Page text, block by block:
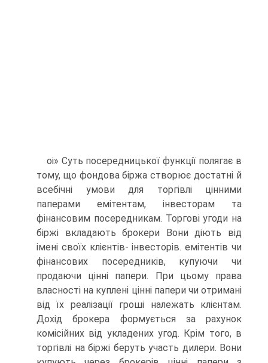
оі» Суть посередницької функції полягає в
тому, що фондова біржа створює достатні й
всебічні умови для торгівлі цінними
паперами емітентам, інвесторам та
фінансовим посередникам. Торгові угоди на
біржі вкладають брокери Вони діють від
імені своїх клієнтів- інвесторів. емітентів чи
фінансових посередників, купуючи чи
продаючи цінні папери. При цьому права
власності на куплені цінні папери чи отримані
від їх реалізації гроші належать клієнтам.
Дохід брокера формується за рахунок
комісійних від укладених угод. Крім того, в
торгівлі на біржі беруть участь дилери. Вони